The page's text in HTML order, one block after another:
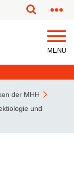
MENÜ
der MHH
und